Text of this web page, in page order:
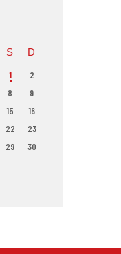
S D
1
2
8
9
15
16
22
23
29
30